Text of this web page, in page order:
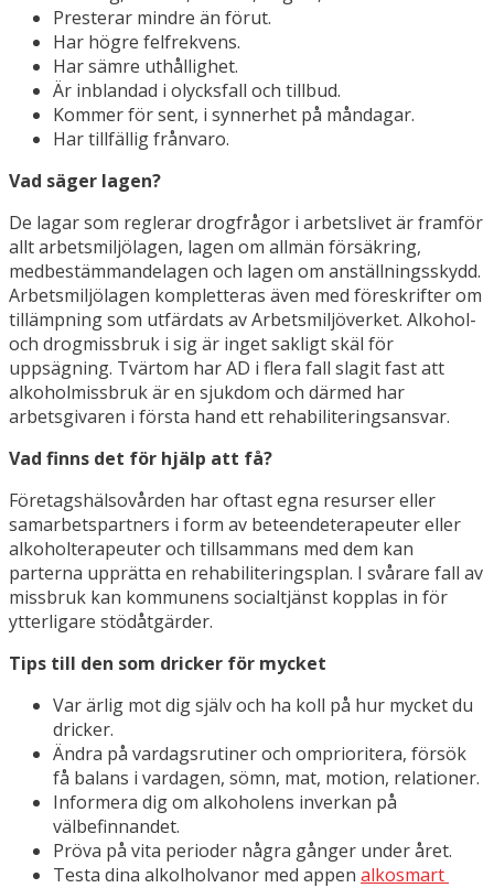
Presterar mindre än förut.
Har högre felfrekvens.
Har sämre uthållighet.
Är inblandad i olycksfall och tillbud.
Kommer för sent, i synnerhet på måndagar.
Har tillfällig frånvaro.
Vad säger lagen?
De lagar som reglerar drogfrågor i arbetslivet är framför
allt arbetsmiljölagen, lagen om allmän försäkring,
medbestämmandelagen och lagen om anställningsskydd.
Arbetsmiljölagen kompletteras även med föreskrifter om
tillämpning som utfärdats av Arbetsmiljöverket. Alkohol-
och drogmissbruk i sig är inget sakligt skäl för
uppsägning. Tvärtom har AD i flera fall slagit fast att
alkoholmissbruk är en sjukdom och därmed har
arbetsgivaren i första hand ett rehabiliteringsansvar.
Vad finns det för hjälp att få?
Företagshälsovården har oftast egna resurser eller
samarbetspartners i form av beteendeterapeuter eller
alkoholterapeuter och tillsammans med dem kan
parterna upprätta en rehabiliteringsplan. I svårare fall av
missbruk kan kommunens socialtjänst kopplas in för
ytterligare stödåtgärder.
Tips till den som dricker för mycket
Var ärlig mot dig själv och ha koll på hur mycket du
dricker.
Ändra på vardagsrutiner och omprioritera, försök
få balans i vardagen, sömn, mat, motion, relationer.
Informera dig om alkoholens inverkan på
välbefinnandet.
Pröva på vita perioder några gånger under året.
Testa dina alkolholvanor med appen alkosmart